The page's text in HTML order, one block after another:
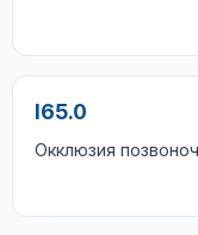
I65.0
Окклюзия